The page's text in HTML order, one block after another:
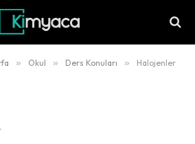
» Okul » Ders Konuları » Halojenler